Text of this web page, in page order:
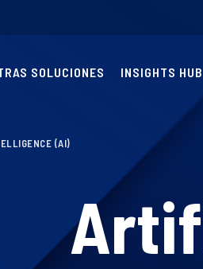
SOLUCIONES INSIGHTS HUB
(AI)